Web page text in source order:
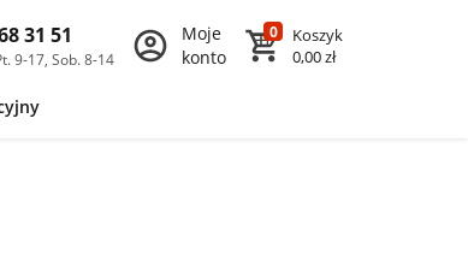
31 51
9-17, Sob. 8-14
Moje
konto
0
Koszyk
0,00 zł